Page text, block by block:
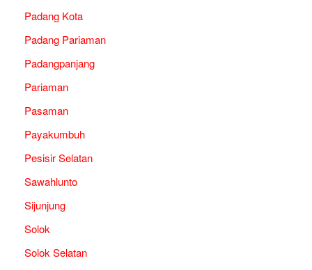
Padang Kota
Padang Pariaman
Padangpanjang
Pariaman
Pasaman
Payakumbuh
Pesisir Selatan
Sawahlunto
Sijunjung
Solok
Solok Selatan